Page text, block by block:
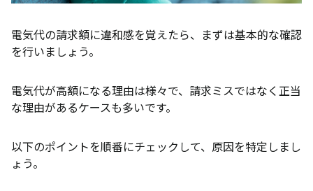
あなたの電気代は本当に高い？世帯別の平均額と比
1〜2人世帯の平均電気代
季節による電気代の変動（夏・冬は1.5〜2倍に）
電気代を節約する5つの方法
電気代の請求額に違和感を覚えたら、まずは基本的な確認
を行いましょう。
電気代が高額になる理由は様々で、請求ミスではなく正当
な理由があるケースも多いです。
以下のポイントを順番にチェックして、原因を特定しまし
ょう。